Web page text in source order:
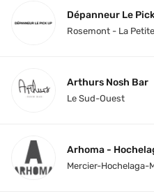
Dépanneur Le
Rosemont - La
Arthurs Nosh Bar
Le Sud-Ouest
Arhoma -
Mercier-Hochelaga-